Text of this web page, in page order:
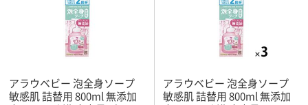
アラウベビー 泡全身ソープ
敏感肌 詰替用 800ml 無添加
アラウベビー 泡全身ソープ
敏感肌 詰替用 800ml 無添加